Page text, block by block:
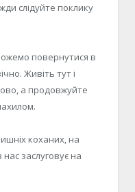
слідуйте поклику
повернутися в
Живіть тут і
а продовжуйте
коханих, на
нас заслуговує на